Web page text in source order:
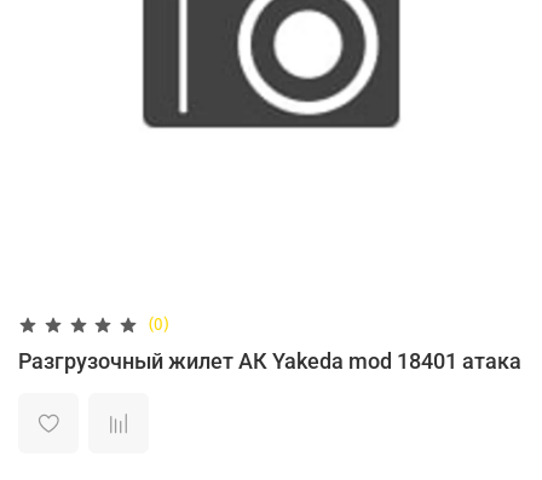
(0)
Разгрузочный жилет АК Yakeda mod 18401 атака